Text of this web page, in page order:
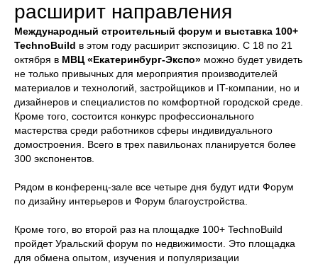
расширит направления
Международный строительный форум и выставка 100+
TechnoBuild в этом году расширит экспозицию. С 18 по 21
октября в МВЦ «Екатеринбург-Экспо» можно будет увидеть
не только привычных для мероприятия производителей
материалов и технологий, застройщиков и IT-компании, но и
дизайнеров и специалистов по комфортной городской среде.
Кроме того, состоится конкурс профессионального
мастерства среди работников сферы индивидуального
домостроения. Всего в трех павильонах планируется более
300 экспонентов.
Рядом в конференц-зале все четыре дня будут идти Форум
по дизайну интерьеров и Форум благоустройства.
Кроме того, во второй раз на площадке 100+ TechnoBuild
пройдет Уральский форум по недвижимости. Это площадка
для обмена опытом, изучения и популяризации